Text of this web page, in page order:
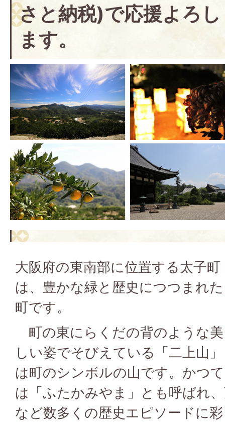
さと納税)で応援よろ
ます。
大阪府の東南部に位置する太子町
は、豊かな緑と歴史につつまれた
町です。
町の東にらくだの背のような美
しい姿でそびえている「二上山」
は町のシンボルの山です。かつて
は「ふたかみやま」とも呼ばれ
など数多くの歴史エピソードに